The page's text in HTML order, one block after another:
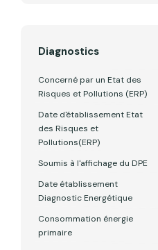
Diagnostics
Concerné par un Etat des
Risques et Pollutions (ERP)
Date d'établissement Etat
des Risques et
Pollutions(ERP)
Soumis à l'affichage du DPE
Date établissement
Diagnostic Energétique
Consommation énergie
primaire